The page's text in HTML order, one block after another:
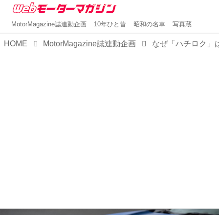
MotorMagazine誌連動企画 10年ひと昔 昭和の名車 写真蔵
HOME MotorMagazine誌連動企画